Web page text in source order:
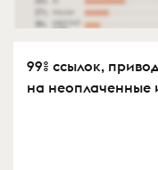
99% ссылок,
на неоплаченные